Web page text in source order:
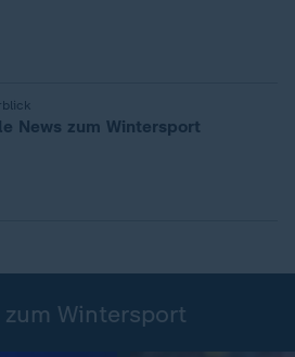
News zum Wintersport
Wintersport